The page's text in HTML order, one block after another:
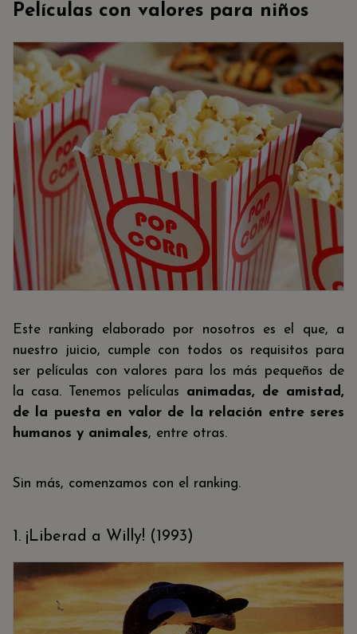
Películas con valores para niños
Este ranking elaborado por nosotros es el que, a
nuestro juicio, cumple con todos os requisitos para
ser películas con valores para los más pequeños de
la casa. Tenemos películas animadas, de amistad,
de la puesta en valor de la relación entre seres
humanos y animales, entre otras.
Sin más, comenzamos con el ranking.
1. ¡Liberad a Willy! (1993)